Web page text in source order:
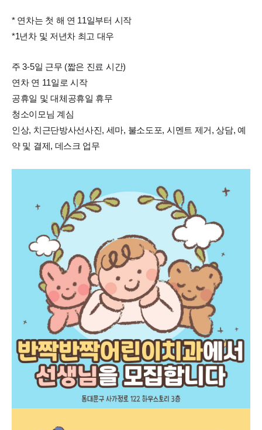
* 연차는 첫 해 연 11일부터 시작
*1년차 및 저년차 최고 대우
주 3-5일 근무 (짧은 진료 시간)
연차 연 11일로 시작
공휴일 및 대체공휴일 휴무
청소이모님 계심
인상, 치근단방사선사진, 세마, 불소도포, 시멘트 제거, 상담, 예
약 및 결제, 데스크 업무